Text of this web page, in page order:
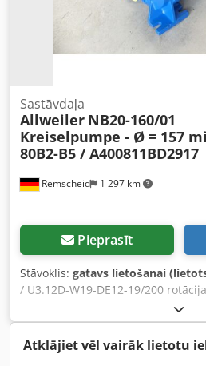
Remscheid 1 297 km
Sastāvdaļa
Allweiler NB20-160/01
Kreiselpumpe - Ø = 157
80B2-B5 / A400811BD2917
Pieprasīt
Stāvoklis: gatavs lietošanai
/ U3.12D-W19-DE12-19/200
157, sērijas numurs: Q.5007884,
/ A400811BD2917 motoru, motora
numurs: P39740, lietots, labā
darbotiesspējīgs, piegādes
Atklājiet vēl vairāk lietotu